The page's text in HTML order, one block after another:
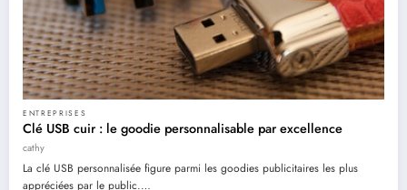
ENTREPRISES
Clé USB cuir : le goodie personnalisable par excellence
cathy
La clé USB personnalisée figure parmi les goodies publicitaires les plus
appréciées par le public.…